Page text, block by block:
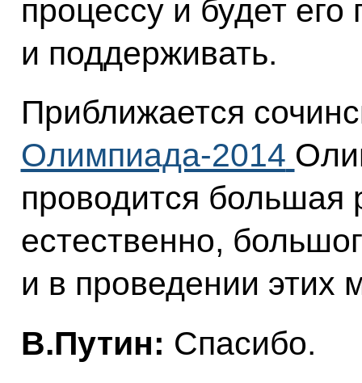
процессу и будет его
и поддерживать.
Приближается
Олимпиада-2014
проводится
естественно,
и в проведении этих
В.Путин: Спасибо.